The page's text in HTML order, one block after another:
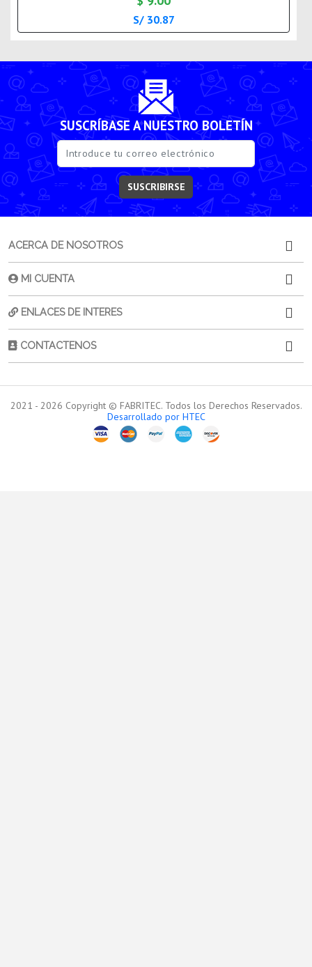
S/ 30.87
SUSCRÍBASE A NUESTRO BOLETÍN
SUSCRIBIRSE
ACERCA DE NOSOTROS
MI CUENTA
ENLACES DE INTERES
CONTACTENOS
2021 - 2026 Copyright © FABRITEC. Todos los Derechos Reservados.
Desarrollado por HTEC